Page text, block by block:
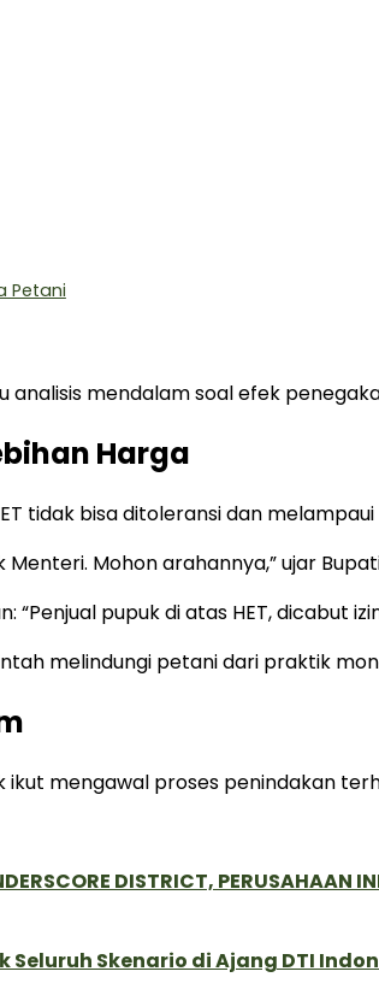
Petani
mendalam soal efek
Harga
tidak bisa ditoleransi dan
Menteri. Mohon arahannya,” ujar
pupuk di atas HET, dicabut
melindungi petani dari praktik
ikut mengawal proses penindakan
DISTRICT, PERUSAHAAN
Skenario di Ajang DTI